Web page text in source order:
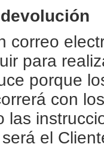
correo
para
porque
con
las
el